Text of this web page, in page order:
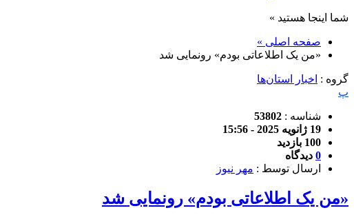
شما اینجا هستید »
صفحه اصلی »
«من یک اطلاعاتی بودم» رونمایی شد
گروه : اخبار استان‌ها
پ
شناسه : 53802
19 ژانویه 2025 - 15:56
100 بازدید
0 دیدگاه
ارسال توسط : مهر نیوز
«من یک اطلاعاتی بودم» رونمایی شد